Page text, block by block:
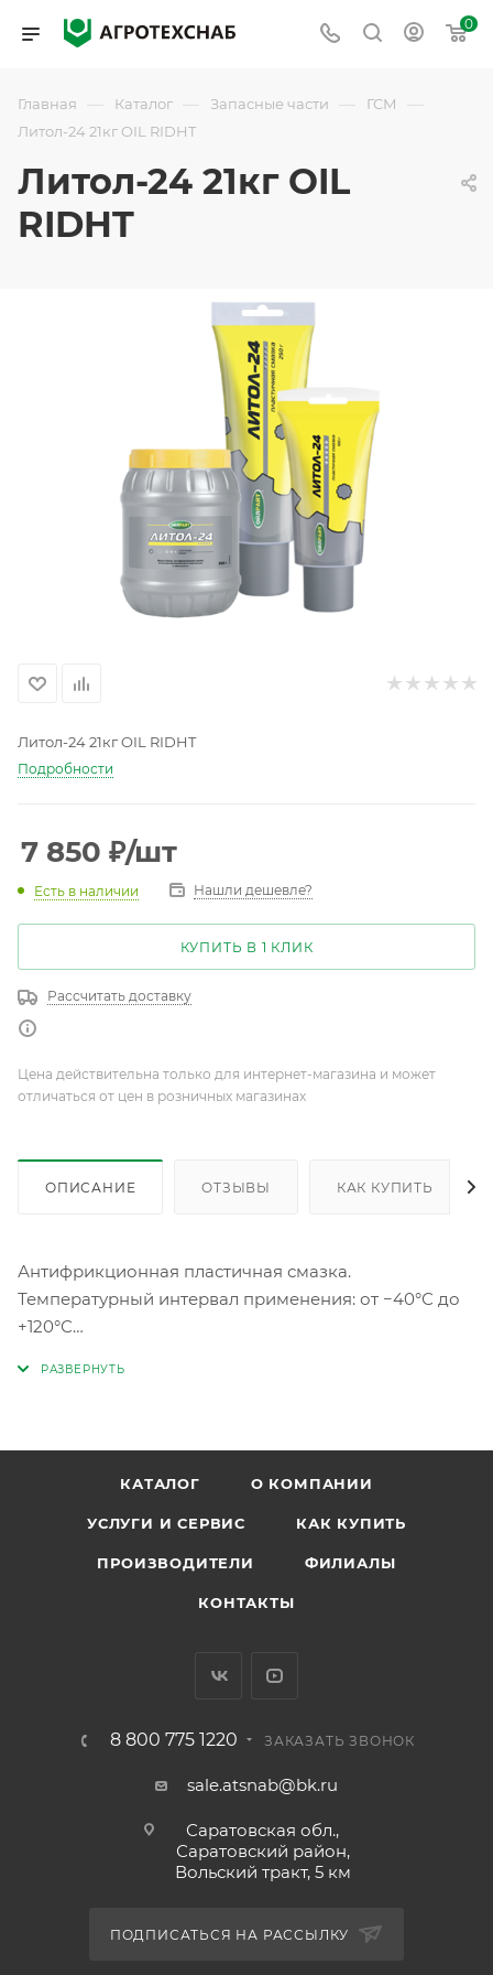
0
Главная — Каталог — Запасные части — ГСМ —
Литол-24 21кг OIL RIDHT
Литол-24 21кг OIL
RIDHT
Литол-24 21кг OIL RIDHT
Подробности
7 850 ₽/шт
Есть в наличии Нашли дешевле?
КУПИТЬ В 1 КЛИК
Рассчитать доставку
Цена действительна только для интернет-магазина и может
отличаться от цен в розничных магазинах
ОПИСАНИЕ ОТЗЫВЫ КАК КУПИТЬ
Антифрикционная пластичная смазка.
Температурный интервал применения: от −40°С до
+120°С
Эксплуатационные свойства:
стабильностью;
- сохраняет водостойкость даже в кипящей воде.
21кг, 30кг, 37кг, 25кг, 50кг, 180кг
КАТАЛОГ О КОМПАНИИ
УСЛУГИ И СЕРВИС КАК КУПИТЬ
ПРОИЗВОДИТЕЛИ ФИЛИАЛЫ
КОНТАКТЫ
8 800 775 1220 ЗАКАЗАТЬ ЗВОНОК
sale.atsnab@bk.ru
Саратовская обл.,
Саратовский район,
Вольский тракт, 5 км
ПОДПИСАТЬСЯ НА РАССЫЛКУ